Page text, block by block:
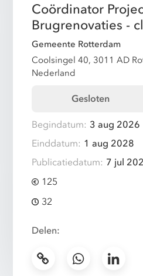
Coördinator
Brugrenovaties -
Gemeente Rotterdam
Coolsingel 40, 3011 AD
Nederland
Gesloten
Begindatum: 3 aug 2026
Einddatum: 1 aug 2028
Publicatiedatum: 7 jul
125
32
Delen: